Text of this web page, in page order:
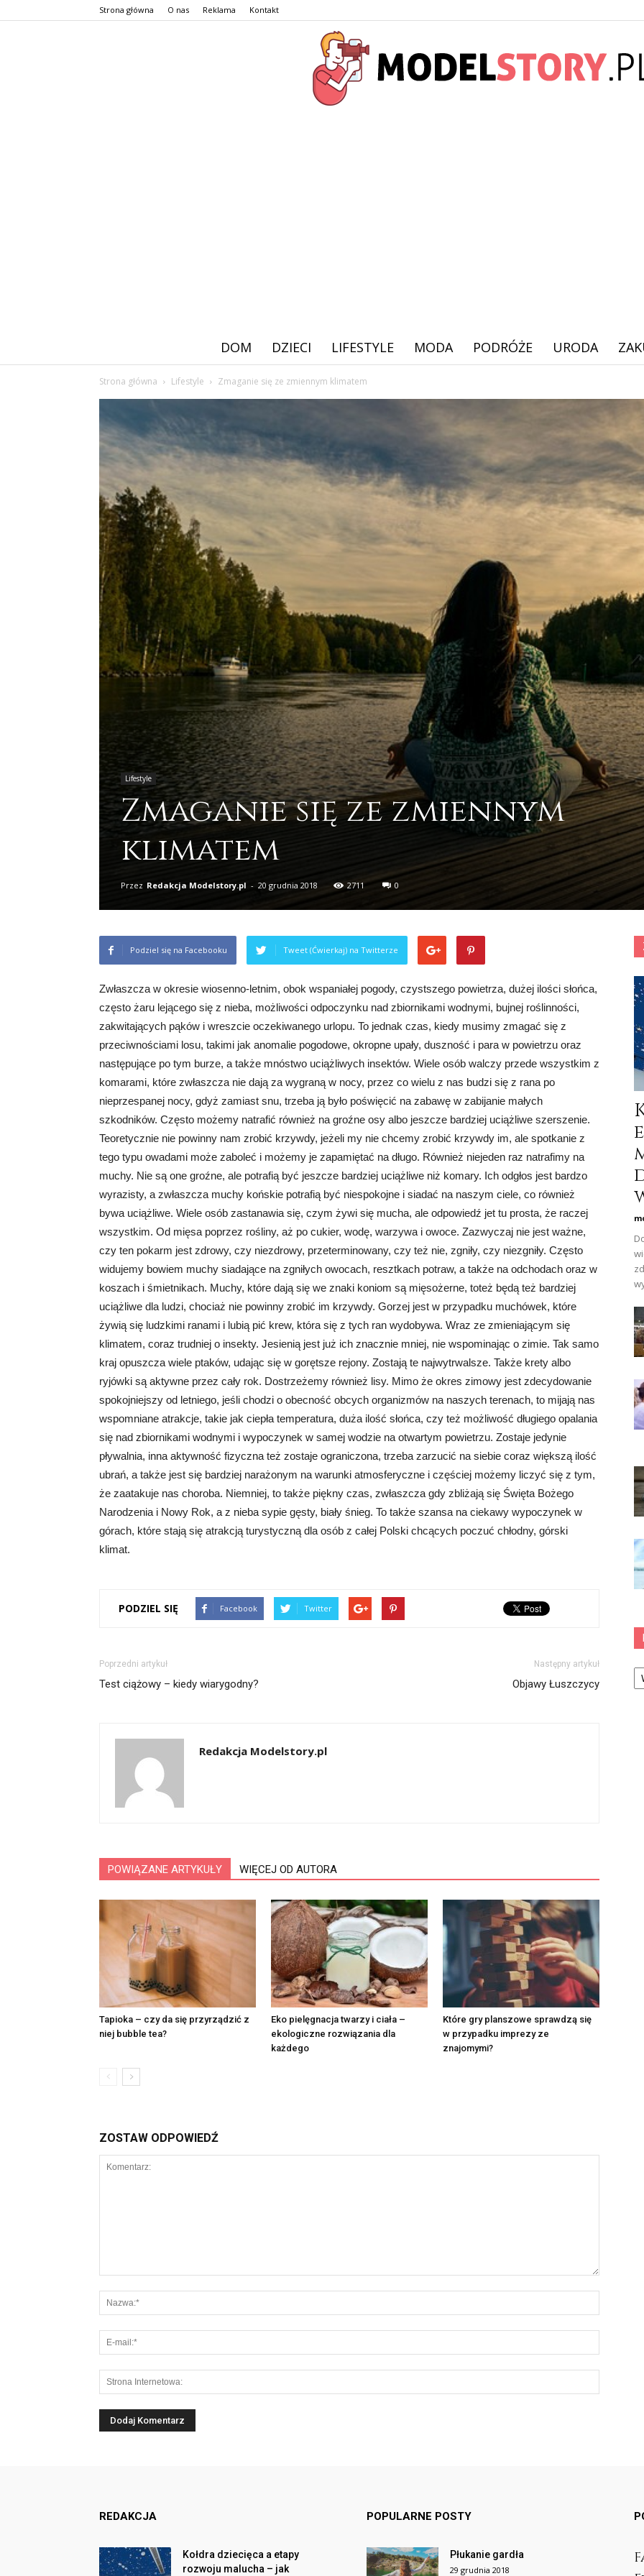
Strona główna O nas Reklama Kontakt
DOM DZIECI LIFESTYLE MODA PODRÓŻE URODA
Strona główna Lifestyle Zmaganie się ze zmiennym klimatem
Lifestyle
Zmaganie się ze zmiennym
klimatem
Przez Redakcja Modelstory.pl - 20 grudnia 2018 2711 0
Podziel się na Facebooku Tweet (Ćwierkaj) na Twitterze
Zwłaszcza w okresie wiosenno-letnim, obok wspaniałej pogody, czystszego powietrza, dużej ilości słońca,
często żaru lejącego się z nieba, możliwości odpoczynku nad zbiornikami wodnymi, bujnej roślinności,
zakwitających pąków i wreszcie oczekiwanego urlopu. To jednak czas, kiedy musimy zmagać się z
przeciwnościami losu, takimi jak anomalie pogodowe, okropne upały, duszność i para w powietrzu oraz
następujące po tym burze, a także mnóstwo uciążliwych insektów. Wiele osób walczy przede wszystkim z
komarami, które zwłaszcza nie dają za wygraną w nocy, przez co wielu z nas budzi się z rana po
nieprzespanej nocy, gdyż zamiast snu, trzeba ją było poświęcić na zabawę w zabijanie małych
szkodników. Często możemy natrafić również na groźne osy albo jeszcze bardziej uciążliwe szerszenie.
Teoretycznie nie powinny nam zrobić krzywdy, jeżeli my nie chcemy zrobić krzywdy im, ale spotkanie z
tego typu owadami może zaboleć i możemy je zapamiętać na długo. Również niejeden raz natrafimy na
muchy. Nie są one groźne, ale potrafią być jeszcze bardziej uciążliwe niż komary. Ich odgłos jest bardzo
wyrazisty, a zwłaszcza muchy końskie potrafią być niespokojne i siadać na naszym ciele, co również
bywa uciążliwe. Wiele osób zastanawia się, czym żywi się mucha, ale odpowiedź jet tu prosta, że raczej
wszystkim. Od mięsa poprzez rośliny, aż po cukier, wodę, warzywa i owoce. Zazwyczaj nie jest ważne,
czy ten pokarm jest zdrowy, czy niezdrowy, przeterminowany, czy też nie, zgniły, czy niezgniły. Często
widujemy bowiem muchy siadające na zgniłych owocach, resztkach potraw, a także na odchodach oraz w
koszach i śmietnikach. Muchy, które dają się we znaki koniom są mięsożerne, toteż będą też bardziej
uciążliwe dla ludzi, chociaż nie powinny zrobić im krzywdy. Gorzej jest w przypadku muchówek, które
żywią się ludzkimi ranami i lubią pić krew, która się z tych ran wydobywa. Wraz ze zmieniającym się
klimatem, coraz trudniej o insekty. Jesienią jest już ich znacznie mniej, nie wspominając o zimie. Tak samo
kraj opuszcza wiele ptaków, udając się w gorętsze rejony. Zostają te najwytrwalsze. Także krety albo
ryjówki są aktywne przez cały rok. Dostrzeżemy również lisy. Mimo że okres zimowy jest zdecydowanie
spokojniejszy od letniego, jeśli chodzi o obecność obcych organizmów na naszych terenach, to mijają nas
wspomniane atrakcje, takie jak ciepła temperatura, duża ilość słońca, czy też możliwość długiego opalania
się nad zbiornikami wodnymi i wypoczynek w samej wodzie na otwartym powietrzu. Zostaje jedynie
pływalnia, inna aktywność fizyczna też zostaje ograniczona, trzeba zarzucić na siebie coraz większą ilość
ubrań, a także jest się bardziej narażonym na warunki atmosferyczne i częściej możemy liczyć się z tym,
że zaatakuje nas choroba. Niemniej, to także piękny czas, zwłaszcza gdy zbliżają się Święta Bożego
Narodzenia i Nowy Rok, a z nieba sypie gęsty, biały śnieg. To także szansa na ciekawy wypoczynek w
górach, które stają się atrakcją turystyczną dla osób z całej Polski chcących poczuć chłodny, górski
klimat.
PODZIEL SIĘ Facebook Twitter
Poprzedni artykuł
Test ciążowy – kiedy wiarygodny?
Następny artykuł
Objawy Łuszczycy
Redakcja Modelstory.pl
POWIĄZANE ARTYKUŁY WIĘCEJ OD AUTORA
Tapioka – czy da się przyrządzić z
niej bubble tea?
Eko pielęgnacja twarzy i ciała –
ekologiczne rozwiązania dla
każdego
Które gry planszowe sprawdzą się
w przypadku imprezy ze
znajomymi?
ZOSTAW ODPOWIEDŹ
REDAKCJA
Kołdra dziecięca a etapy
rozwoju malucha – jak
POPULARNE POSTY
Płukanie gardła
29 grudnia 2018